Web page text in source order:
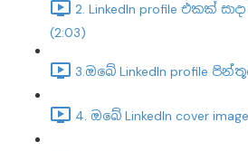
2. LinkedIn profile එකක්
(2:03)
3.ඔබේ LinkedIn profile
4. ඔබේ LinkedIn cover